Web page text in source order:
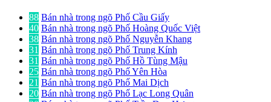
88 Bán nhà trong ngõ Phố Cầu Giấy
40 Bán nhà trong ngõ Phố Hoàng Quốc Việt
38 Bán nhà trong ngõ Phố Nguyễn Khang
31 Bán nhà trong ngõ Phố Trung Kính
31 Bán nhà trong ngõ Phố Hồ Tùng Mậu
25 Bán nhà trong ngõ Phố Yên Hòa
21 Bán nhà trong ngõ Phố Mai Dịch
20 Bán nhà trong ngõ Phố Lạc Long Quân